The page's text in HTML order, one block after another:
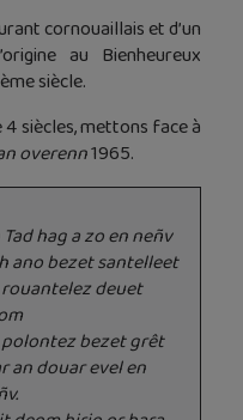
cornouaillais et d’un
au Bienheureux
siècle.
siècles, mettons face à
overenn1965.
Tad hag a zo en neñv
ano bezet santelleet
deuet
bezet grêt
an douar evel en